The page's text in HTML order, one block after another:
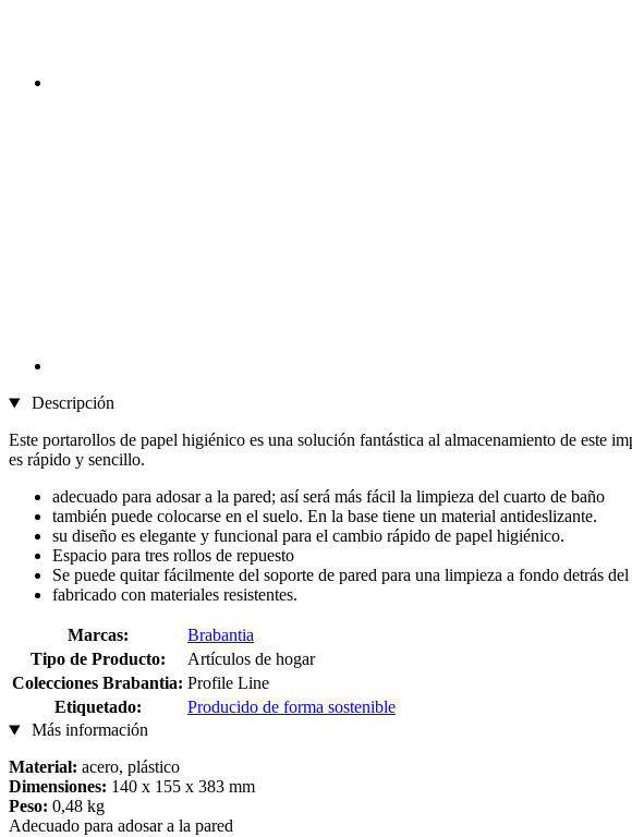
Descripción
Este portarollos de papel higiénico es una solución fantástica al almacenamiento de este
es rápido y sencillo.
adecuado para adosar a la pared; así será más fácil la limpieza del cuarto de baño
también puede colocarse en el suelo. En la base tiene un material antideslizante.
su diseño es elegante y funcional para el cambio rápido de papel higiénico.
Espacio para tres rollos de repuesto
Se puede quitar fácilmente del soporte de pared para una limpieza a fondo detrás
fabricado con materiales resistentes.
Marcas:
Brabantia
Tipo de Producto:
Artículos de hogar
Colecciones Brabantia: Profile Line
Etiquetado:
Producido de forma sostenible
Más información
Material: acero, plástico
Dimensiones: 140 x 155 x 383 mm
Peso: 0,48 kg
Adecuado para adosar a la pared